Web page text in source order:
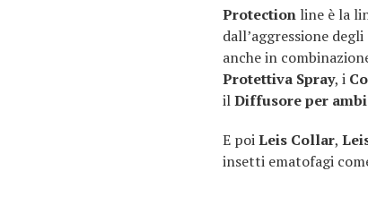
Protection line è la
dall’aggressione
anche in
Protettiva Spray, i
ilDiffusore per
E poiLeis Collar,
insetti ematofagi